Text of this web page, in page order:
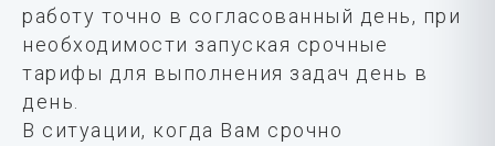
работу точно в согласованный день, при
необходимости запуская срочные
тарифы для выполнения задач день в
день.
В ситуации, когда Вам срочно